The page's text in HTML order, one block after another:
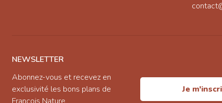
NEWSLETTER
Abonnez-vous et recevez en
exclusivité les bons plans de
Je